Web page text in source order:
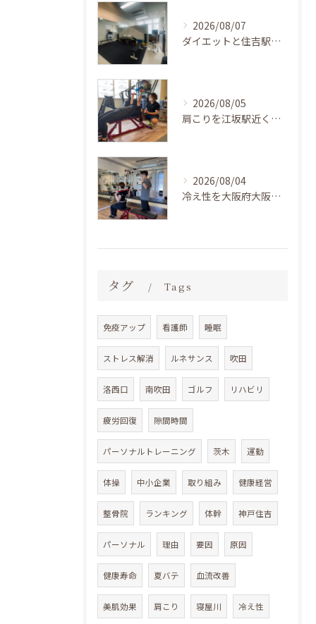
2026/08/07
ダイエットと住吉駅の両立を目指すBEZEL神戸住吉店のパーソナルトレーニング活用法
2026/08/05
肩こりを江坂駅近くでLAKSHIMI江坂店のトレーニングで根本改善するポイント徹底解説
2026/08/04
冷え性を大阪府大阪市福島区で改善するLAKSHIMI福島店のトレーニングとは
タグ Tags
免疫アップ 看護師 睡眠
ストレス解消 ルネサンス 吹田
洛西口 南吹田 ゴルフ リハビリ
疲労回復 隙間時間
パーソナルトレーニング 茨木 運動
体操 中小企業 取り組み 健康経営
整骨院 ランキング 体幹 神戸住吉
パーソナル 理由 要因 原因
健康寿命 夏バテ 血流改善
美肌効果 肩こり 寝屋川 冷え性